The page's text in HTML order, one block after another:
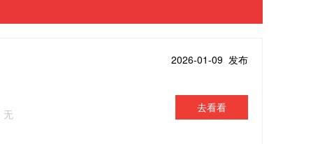
无
2026-01-09 发布
去看看